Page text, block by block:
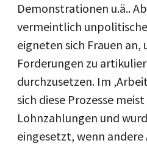
Demonstrationen u.ä..
vermeintlich
eigneten sich Frauen
Forderungen zu
durchzusetzen. Im
sich diese Prozesse
Lohnzahlungen und
eingesetzt, wenn